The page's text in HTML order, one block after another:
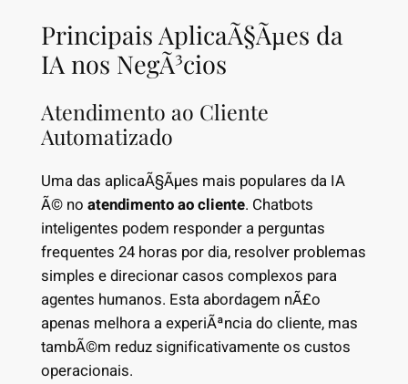
Principais AplicaÃ§Ãµes da
IA nos NegÃ³cios
Atendimento ao Cliente
Automatizado
Uma das aplicaÃ§Ãµes mais populares da IA
Ã© no atendimento ao cliente. Chatbots
inteligentes podem responder a perguntas
frequentes 24 horas por dia, resolver problemas
simples e direcionar casos complexos para
agentes humanos. Esta abordagem nÃ£o
apenas melhora a experiÃªncia do cliente, mas
tambÃ©m reduz significativamente os custos
operacionais.